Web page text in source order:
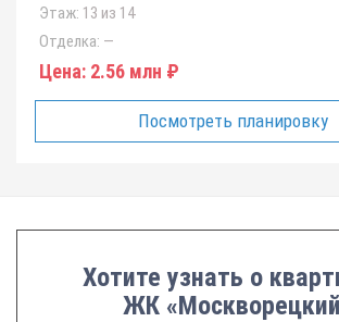
Этаж: 13 из 14
Отделка: —
Цена: 2.56 млн ₽
Посмотреть планировку
Хотите узнать о
ЖК